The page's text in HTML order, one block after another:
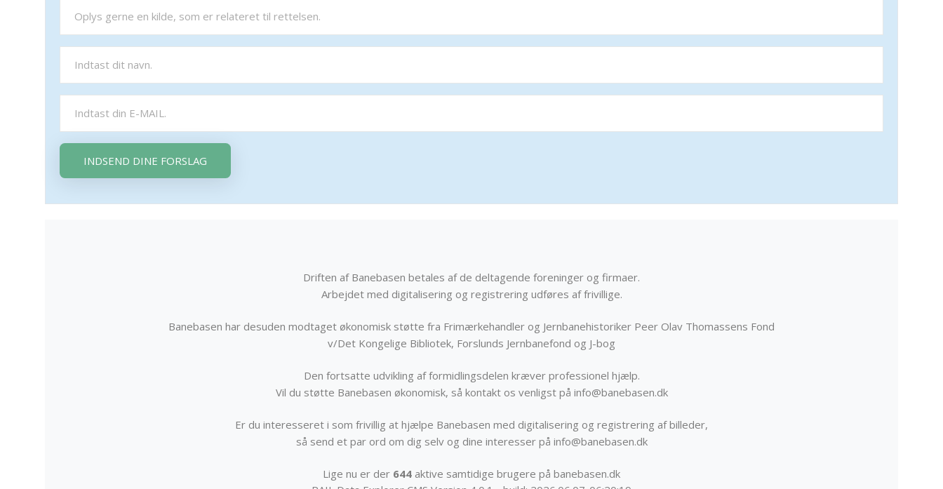
INDSEND DINE FORSLAG
Driften af Banebasen betales af de deltagende foreninger og firmaer.
Arbejdet med digitalisering og registrering udføres af frivillige.
Banebasen har desuden modtaget økonomisk støtte fra Frimærkehandler og Jernbanehistoriker Peer Olav Thomassens Fond
v/Det Kongelige Bibliotek, Forslunds Jernbanefond og J-bog
Den fortsatte udvikling af formidlingsdelen kræver professionel hjælp.
Vil du støtte Banebasen økonomisk, så kontakt os venligst på info@banebasen.dk
Er du interesseret i som frivillig at hjælpe Banebasen med digitalisering og registrering af billeder,
så send et par ord om dig selv og dine interesser på info@banebasen.dk
Lige nu er der 644 aktive samtidige brugere på banebasen.dk